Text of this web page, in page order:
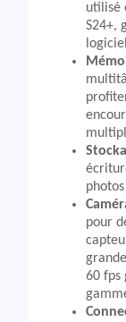
utilisé
S24+,
pour
60 fps